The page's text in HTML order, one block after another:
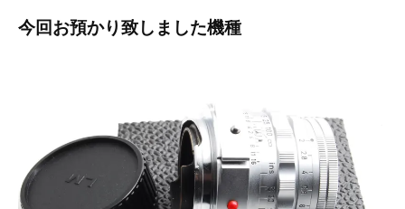
今回お預かり致しました機種